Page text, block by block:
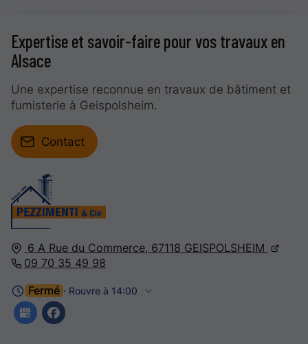
6 A Rue du Commerce, 67118 GEISPOLSHEIM
09 70 35 49 98
Fermé ⋅ Rouvre à 14:00
Expertise et savoir-faire pour vos travaux en
Alsace
Une expertise reconnue en travaux de bâtiment et
fumisterie à Geispolsheim.
Contact